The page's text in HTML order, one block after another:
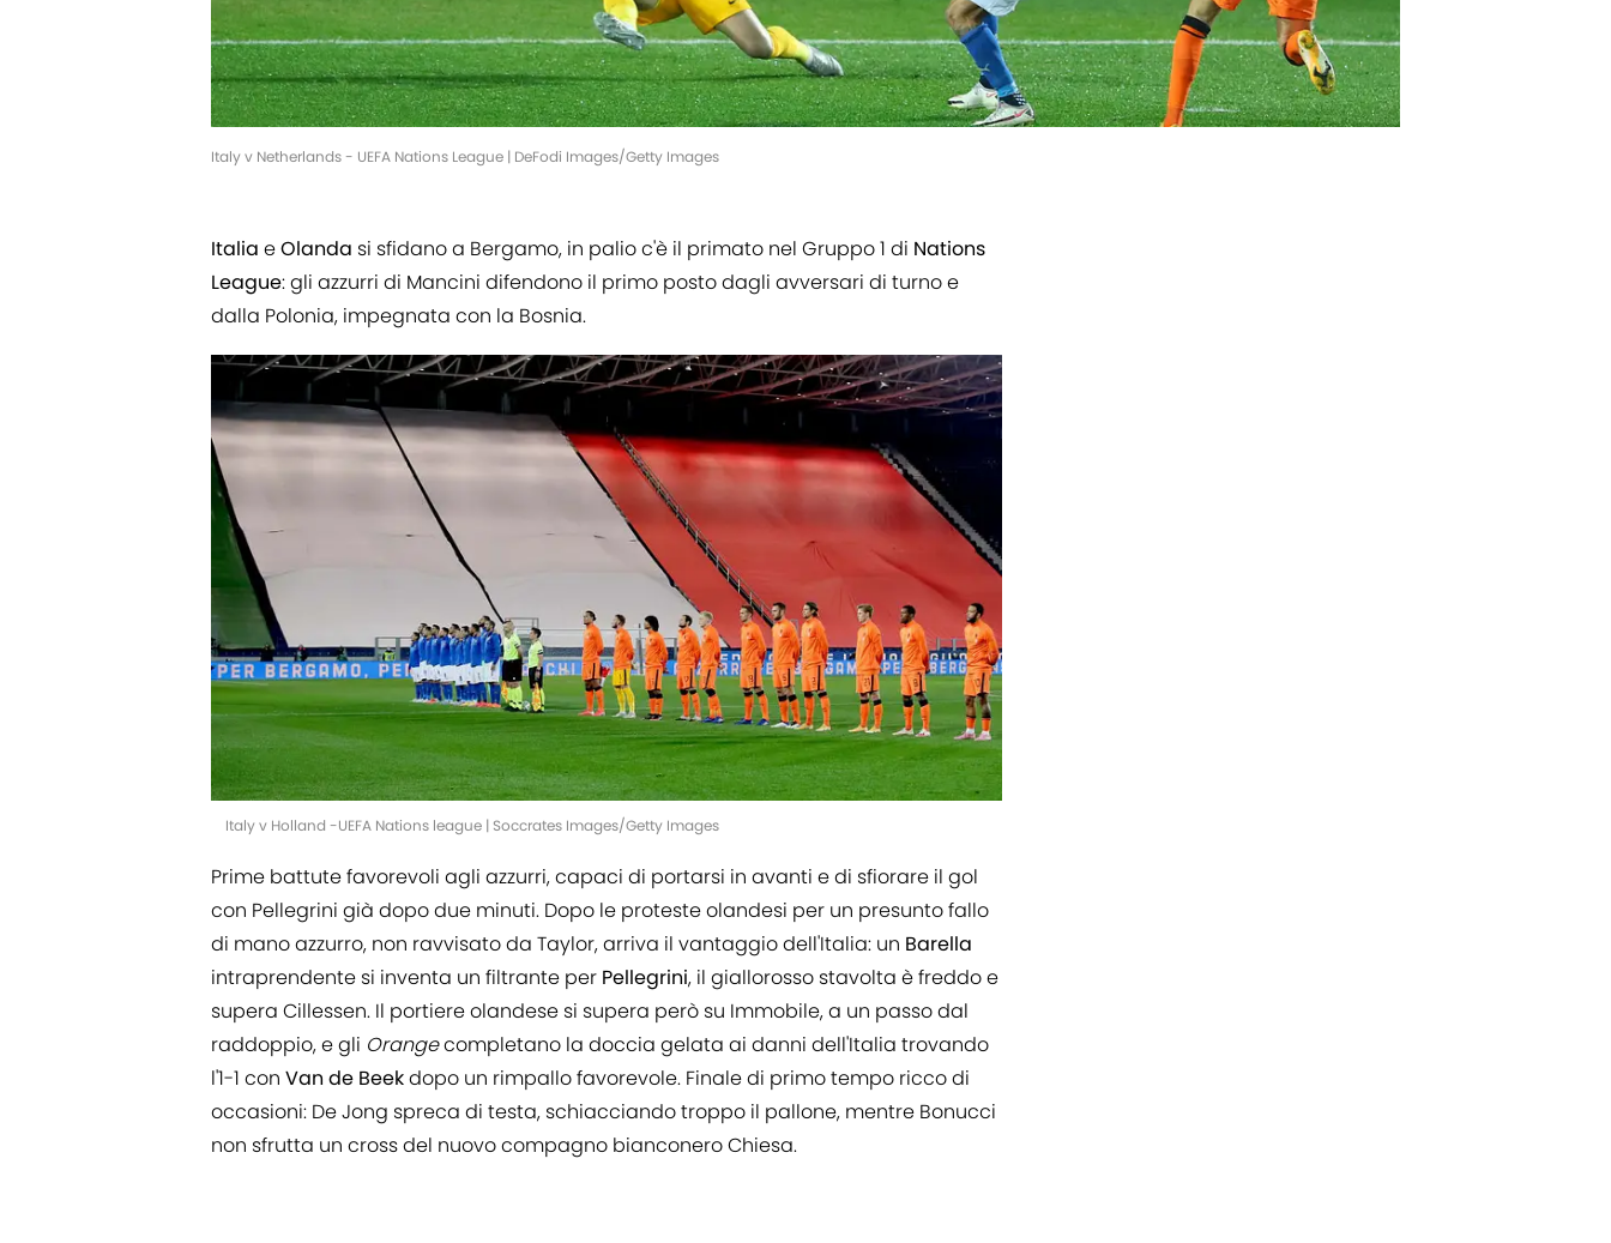
Italy v Netherlands - UEFA Nations League | DeFodi Images/Getty Images
Italia eOlanda si sfidano a Bergamo, in palio c'è il primato nel Gruppo 1 di Nations
League: gli azzurri di Mancini difendono il primo posto dagli avversari di turno e
dalla Polonia, impegnata con la Bosnia.
Italy v Holland -UEFA Nations league | Soccrates Images/Getty Images
Prime battute favorevoli agli azzurri, capaci di portarsi in avanti e di sfiorare il gol
con Pellegrini già dopo due minuti. Dopo le proteste olandesi per un presunto fallo
di mano azzurro, non ravvisato da Taylor, arriva il vantaggio dell'Italia: un Barella
intraprendente si inventa un filtrante per Pellegrini, il giallorosso stavolta è freddo e
supera Cillessen. Il portiere olandese si supera però su Immobile, a un passo dal
raddoppio, e gli Orangecompletano la doccia gelata ai danni dell'Italia trovando
l'1-1 con Van de Beekdopo un rimpallo favorevole. Finale di primo tempo ricco di
occasioni: De Jong spreca di testa, schiacciando troppo il pallone, mentre Bonucci
non sfrutta un cross del nuovo compagno bianconero Chiesa.